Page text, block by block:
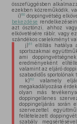
összefüggésben
ezekben közreműködik,
i)60 doppingvétség
bekezdése
azt ösztönzi, ahhoz
elkövetésére rábír, vagy
szándékos cselekményt
j)61
eltiltás hatálya
sportszakmai
ami
eredményeként
valamint az eljáró
szabadidős sportolónak
k)62
valamely
megakadályozása
olyan más
doppingellenes
doppingeljárás során
szervezettel
feltételezett
szabály